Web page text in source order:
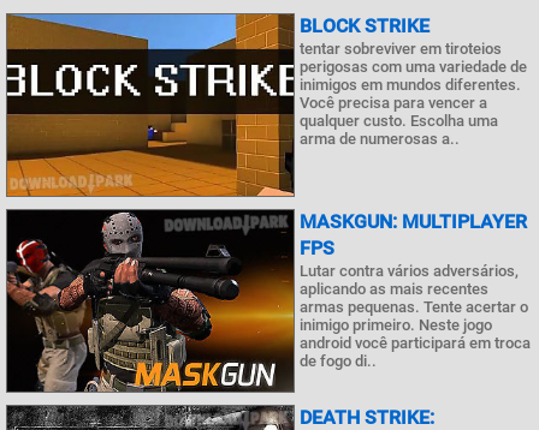
BLOCK STRIKE
tentar sobreviver em tiroteios
perigosas com uma variedade de
inimigos em mundos diferentes.
Você precisa para vencer a
qualquer custo. Escolha uma
arma de numerosas a..
MASKGUN: MULTIPLAYER
FPS
Lutar contra vários adversários,
aplicando as mais recentes
armas pequenas. Tente acertar o
inimigo primeiro. Neste jogo
android você participará em troca
de fogo di..
DEATH STRIKE: